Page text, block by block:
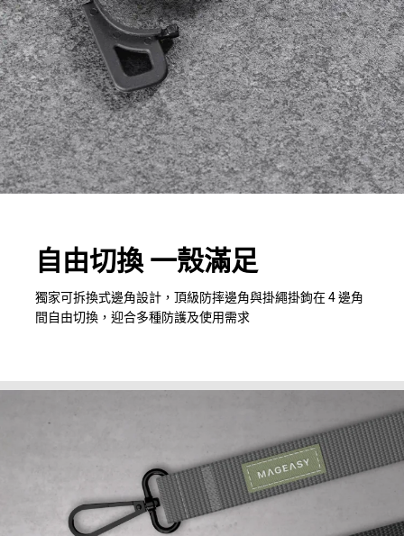
自由切換 一殼滿足
獨家可拆換式邊角設計，頂級防摔邊角與掛繩掛鉤在 4 邊角
間自由切換，迎合多種防護及使用需求